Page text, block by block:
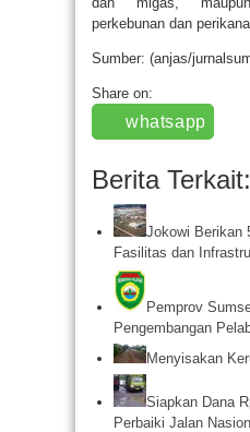
perkebunan dan
Sumber: (anjas/
Share on:
whatsapp
Berita Terkait:
Jokowi Berikan
Fasilitas dan
Pemprov
Pengembangan
Menyisakan
Siapkan Dana
Perbaiki Jalan